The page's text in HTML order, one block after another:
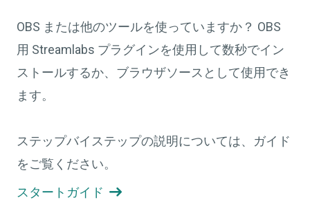
OBS または他のツールを使っていますか？ OBS
用 Streamlabs プラグインを使用して数秒でイン
ストールするか、ブラウザソースとして使用でき
ます。
ステップバイステップの説明については、ガイド
をご覧ください。
スタートガイド 